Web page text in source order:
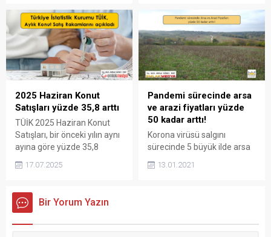
inşaat maliyet endeksi artışı
aylık yüzde 1,51 TÜİK
verilerine göre 2026 Şubat
ayı inşaat maliyet endeksi,
2026 Ocak ayına göre yüzde
1,51 artış gösterdi. Bunun
yanında yıllık bazda İME...
karşılaşmasına sebep
oluyor. Sektör temsilcileri ise
orta sınıfın artık ev
alamayacağını söylüyor.
Konut fiyatlarında artışlar
yüzde 100’ü geçti
Cumhuriyet gazetesinin
haberine göre konut üretim
maliyetleri artışını
karşısında ise sektör
temsilcileri ev...
2025 Haziran Konut
Satışları yüzde 35,8 arttı
TÜİK 2025 Haziran Konut
Satışları, bir önceki yılın aynı
ayına göre yüzde 35,8
artarken, Yabancıya konut
satışı da yüzde 8,7 arttı.
107 bin 723 oldu Türkiye
İstatistik Kurumu (TÜİK)
17.07.2025
Pandemi sürecinde arsa
ve arazi fiyatları yüzde
50 kadar arttı!
Korona virüsü salgını
sürecinde 5 büyük ilde arsa
ve arazi fiyatları yüzde 50
kadar yükseldi. İşte iller
13.01.2021
Bir Yorum Yazın